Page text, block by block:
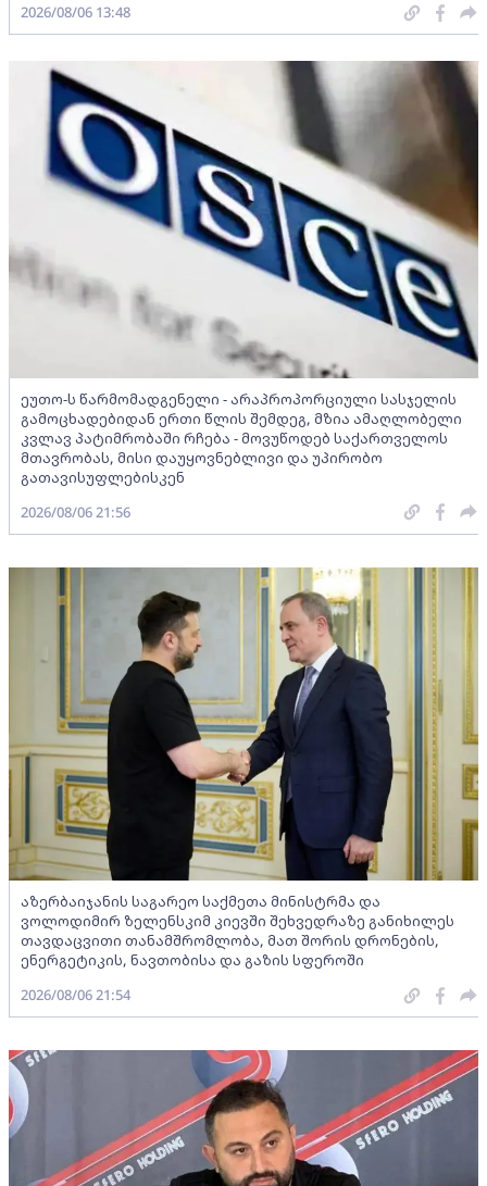
2026/08/06 13:48
ეუთო-ს წარმომადგენელი - არაპროპორციული სასჯელის
გამოცხადებიდან ერთი წლის შემდეგ, მზია ამაღლობელი
კვლავ პატიმრობაში რჩება - მოვუწოდებ საქართველოს
მთავრობას, მისი დაუყოვნებლივი და უპირობო
გათავისუფლებისკენ
2026/08/06 21:56
აზერბაიჯანის საგარეო საქმეთა მინისტრმა და
ვოლოდიმირ ზელენსკიმ კიევში შეხვედრაზე განიხილეს
თავდაცვითი თანამშრომლობა, მათ შორის დრონების,
ენერგეტიკის, ნავთობისა და გაზის სფეროში
2026/08/06 21:54